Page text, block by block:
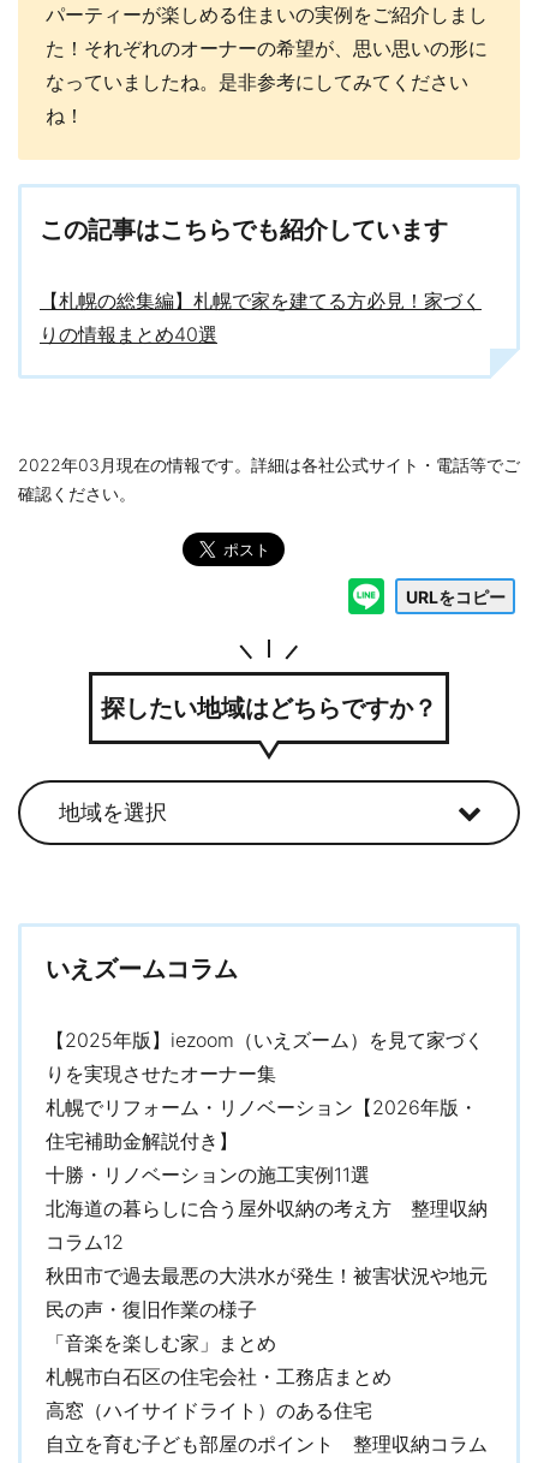
パーティーが楽しめる住まいの実例をご紹介しまし
た！それぞれのオーナーの希望が、思い思いの形に
なっていましたね。是非参考にしてみてください
ね！
この記事はこちらでも紹介しています
【札幌の総集編】札幌で家を建てる方必見！家づく
りの情報まとめ40選
2022年03月現在の情報です。詳細は各社公式サイト・電話等でご
確認ください。
URLをコピー
探したい地域はどちらですか？
いえズームコラム
【2025年版】iezoom（いえズーム）を見て家づく
りを実現させたオーナー集
札幌でリフォーム・リノベーション【2026年版・
住宅補助金解説付き】
十勝・リノベーションの施工実例11選
北海道の暮らしに合う屋外収納の考え方 整理収納
コラム12
秋田市で過去最悪の大洪水が発生！被害状況や地元
民の声・復旧作業の様子
「音楽を楽しむ家」まとめ
札幌市白石区の住宅会社・工務店まとめ
高窓（ハイサイドライト）のある住宅
自立を育む子ども部屋のポイント 整理収納コラム